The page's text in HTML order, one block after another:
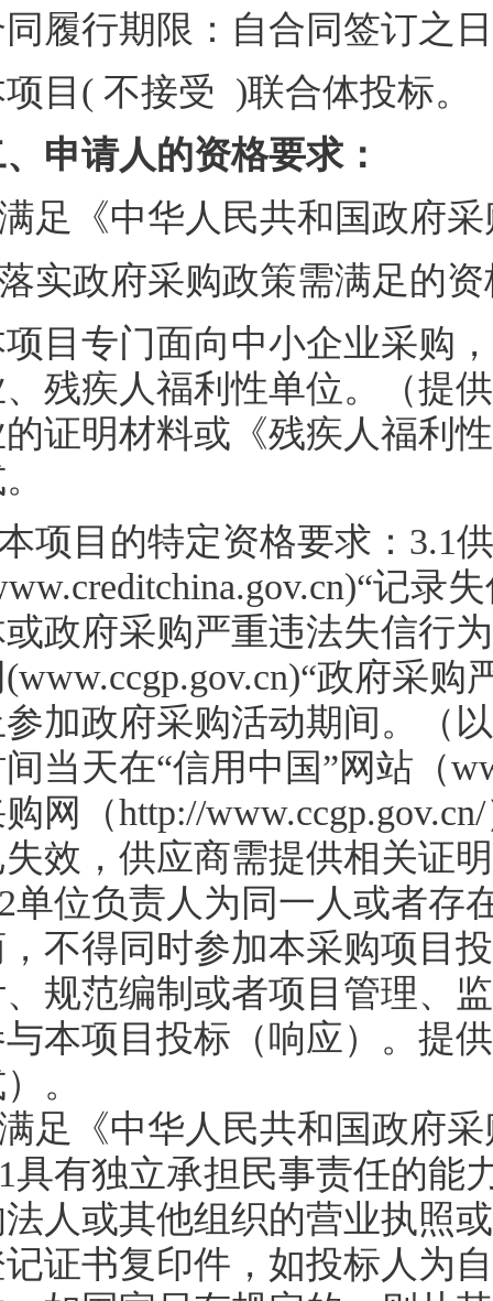
履行期限：自合同签订之
目( 不接受 )联合体投标。
申请人的资格要求：
足《中华人民共和国政府
实政府采购政策需满足的
目专门面向中小企业采购
残疾人福利性单位。（提
证明材料或《残疾人福利
项目的特定资格要求：3.1
记录
政府采购严重违法失信行
政府采
加政府采购活动期间。（
当天在“信用中国”网站（
网（http://
效，供应商需提供相关证
单位负责人为同一人或者存
不得同时参加本采购项目
规范编制或者项目管理、
本项目投标（响应）。提
。
足《中华人民共和国政府
具有独立承担民事责任的能
人或其他组织的营业执照
证书复印件，如投标人为